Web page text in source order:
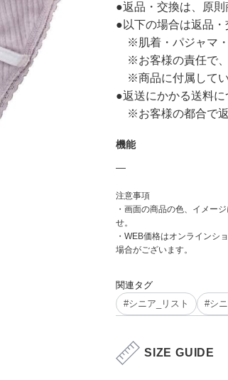
●返品・交換は、原則
●以下の場合は返品・
※肌着・パジャマ・
※お客様の責任で、
※商品に付属してい
●返送にかかる送料に
※お客様の都合で返
機能
―
注意事項
・画面の商品の色、イメー
せ。
・WEB価格はオンラインシ
場合がございます。
関連タグ
#シニア_リスト
#シ
SIZE GUIDE